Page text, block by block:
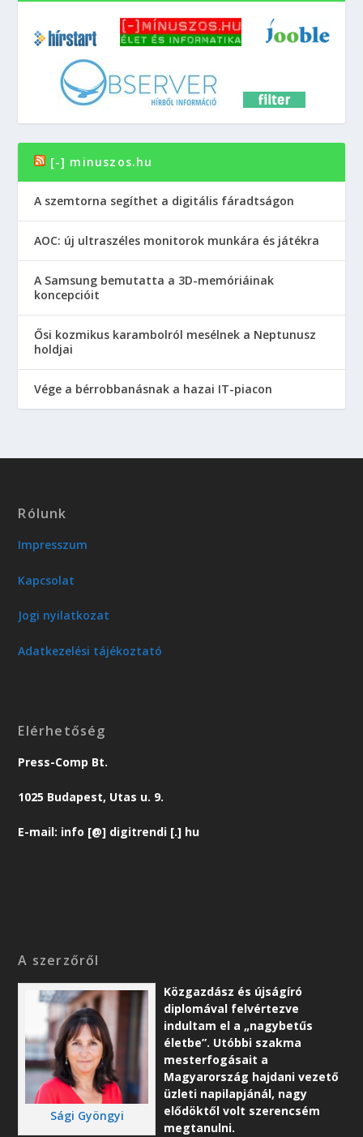
[-] minuszos.hu
A szemtorna segíthet a digitális fáradtságon
AOC: új ultraszéles monitorok munkára és játékra
A Samsung bemutatta a 3D-memóriáinak
koncepcióit
Ősi kozmikus karambolról mesélnek a Neptunusz
holdjai
Vége a bérrobbanásnak a hazai IT-piacon
Rólunk
Impresszum
Kapcsolat
Jogi nyilatkozat
Adatkezelési tájékoztató
Elérhetőség
Press-Comp Bt.
1025 Budapest, Utas u. 9.
E-mail: info [@] digitrendi [.] hu
A szerzőről
Sági Gyöngyi
Közgazdász és újságíró
diplomával felvértezve
indultam el a „nagybetűs
életbe”. Utóbbi szakma
mesterfogásait a
Magyarország hajdani vezető
üzleti napilapjánál, nagy
elődöktől volt szerencsém
megtanulni.